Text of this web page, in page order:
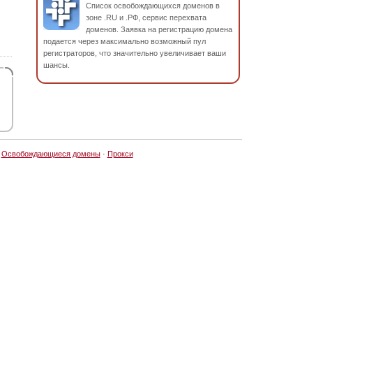
Список освобождающихся доменов в
зоне .RU и .РФ, сервис перехвата
доменов. Заявка на регистрацию домена
подается через максимально возможный пул
регистраторов, что значительно увеличивает ваши
шансы.
Освобождающиеся домены· Прокси